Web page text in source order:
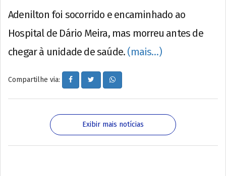
Adenilton foi socorrido e encaminhado ao
Hospital de Dário Meira, mas morreu antes de
chegar à unidade de saúde. (mais…)
Compartilhe via:
Exibir mais notícias